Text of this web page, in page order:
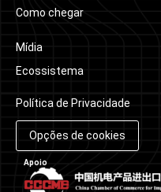
Como chegar
Mídia
Ecossistema
Política de Privacidade
Opções de cookies
Apoio